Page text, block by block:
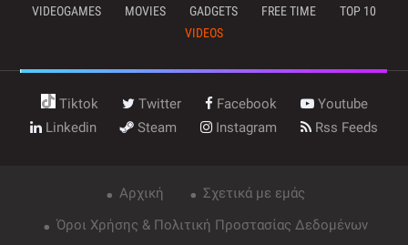
VIDEOGAMES MOVIES GADGETS FREE TIME
TOP 10
VIDEOS
Tiktok Twitter Facebook
Youtube
Linkedin
Steam Instagram Rss Feeds
Αρχική
Σχετικά με εμάς
Όροι Χρήσης & Πολιτική Προστασίας Δεδομένων